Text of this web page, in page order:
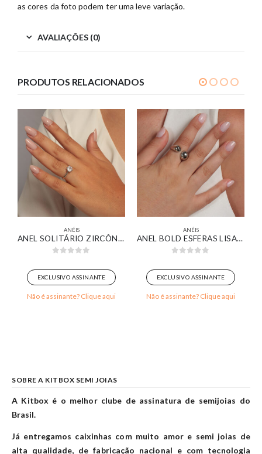
as cores da foto podem ter uma leve variação.
AVALIAÇÕES (0)
PRODUTOS RELACIONADOS
ANÉIS
ANEL SOLITÁRIO ZIRCÔNIA REDONDA CRISTAL COM GARRAS BANHADO EM OURO BRANCO
EXCLUSIVO ASSINANTE
Não é assinante? Clique aqui
ANÉIS
ANEL BOLD ESFERAS LISAS BANHADO EM OURO BRANCO
EXCLUSIVO ASSINANTE
Não é assinante? Clique aqui
SOBRE A KITBOX SEMI JOIAS
A Kitbox é o melhor clube de assinatura de semijoias do
Brasil.
Já entregamos caixinhas com muito amor e semi joias de
alta qualidade, de fabricação nacional e com tecnologia